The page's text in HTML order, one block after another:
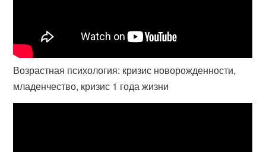
Возрастная психология: кризис новорожденности,
младенчество, кризис 1 года жизни